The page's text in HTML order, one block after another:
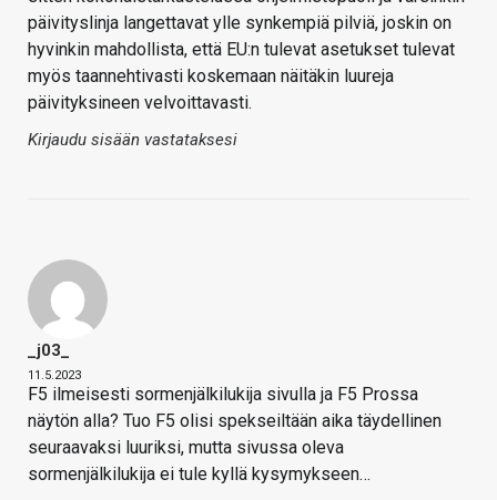
päivityslinja langettavat ylle synkempiä pilviä, joskin on
hyvinkin mahdollista, että EU:n tulevat asetukset tulevat
myös taannehtivasti koskemaan näitäkin luureja
päivityksineen velvoittavasti.
Kirjaudu sisään vastataksesi
_j03_
11.5.2023
F5 ilmeisesti sormenjälkilukija sivulla ja F5 Prossa
näytön alla? Tuo F5 olisi spekseiltään aika täydellinen
seuraavaksi luuriksi, mutta sivussa oleva
sormenjälkilukija ei tule kyllä kysymykseen…